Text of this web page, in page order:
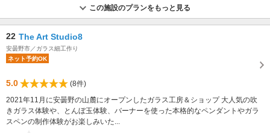
この施設のプランをもっと見る
22 The Art Studio8
安曇野市／ガラス細工作り
ネット予約OK
5.0
(8件)
2021年11月に安曇野の山麓にオープンしたガラス工房＆ショップ 大人気の吹
きガラス体験や、とんぼ玉体験、バーナーを使った本格的なペンダントやガラ
スペンの制作体験がお楽しみいた...